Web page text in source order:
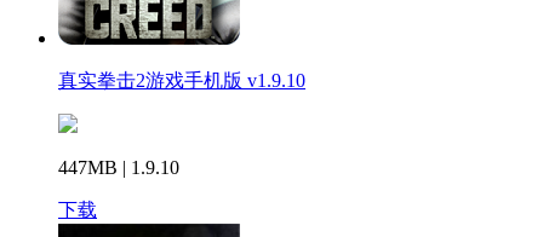
真实拳击2游戏手机版 v1.9.10
447MB | 1.9.10
下载